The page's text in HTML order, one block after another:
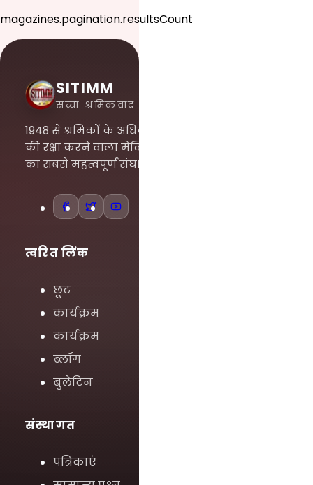
magazines.pagination.resultsCount
SITIMM
सच्चा श्रमिकवाद
1948 से श्रमिकों के अधिकारों
की रक्षा करने वाला मेक्सिको
का सबसे महत्वपूर्ण संघ।
त्वरित लिंक
छूट
कार्यक्रम
कार्यक्रम
ब्लॉग
बुलेटिन
संस्थागत
पत्रिकाएं